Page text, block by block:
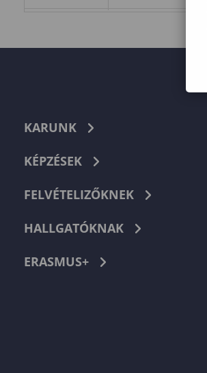
KARUNK
KÉPZÉSEK
FELVÉTELIZŐKNEK
HALLGATÓKNAK
ERASMUS+